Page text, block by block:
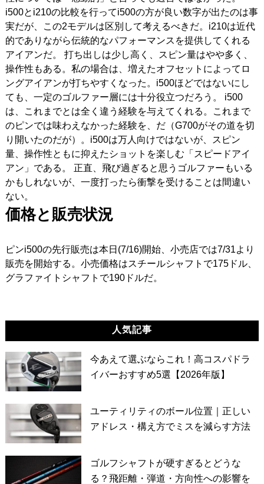
i500とi210の比較を行ってi500の方が良い数字が出たのは事
実だが、この2モデルは区別して考えるべきだ。i210は近代
的でありながら伝統的なパフォーマンスを提供してくれる
アイアンだ。
打ち出しは少し高く、スピン量はやや多く、
操作性もある。私の場合は、増えたオフセットによってロ
ングアイアンが打ちやすくなった。i500ほどではないにし
ても、一定のゴルファー層には十分役立つだろう。
i500
は、これまでとは全く違う経験を与えてくれる。これまで
のピンでは味わえなかった経験を、だ（G700がその道を切
り開いたのだが）。i500は万人向けではないが、スピン
量、操作性ともに抑えたショットを楽しむ「スピードアイ
アン」である。
正直、飛び過ぎると思うゴルファーもいる
かもしれないが、一度打ったら衝撃を受けることは間違い
ない。
価格と販売状況
ピンi500の先行販売は本日(7/16)開始、小売店では7/31より
販売を開始する。小売価格はスチールシャフトで175ドル、
グラファイトシャフトで190ドルだ。
人気記事
今あえて選ぶならこれ！高コスパドラ
イバーおすすめ5選【2026年版】
ユーティリティのボール位置｜正しい
アドレス・構え方でミスを減らす方法
ゴルフシャフトが硬すぎるとどうな
る？飛距離・弾道・方向性への影響を